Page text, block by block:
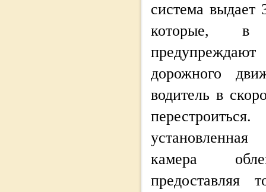
система выдает
которые, в
предупреждают
дорожного
водитель в
камера
предоставляя